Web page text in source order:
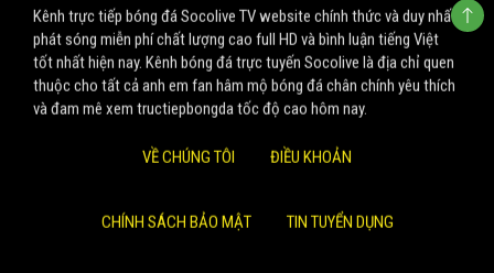
Kênh trực tiếp bóng đá Socolive TV website chính thức và duy nhất
phát sóng miễn phí chất lượng cao full HD và bình luận tiếng Việt
tốt nhất hiện nay. Kênh bóng đá trực tuyến Socolive là địa chỉ quen
thuộc cho tất cả anh em fan hâm mộ bóng đá chân chính yêu thích
và đam mê xem tructiepbongda tốc độ cao hôm nay.
VỀ CHÚNG TÔI ĐIỀU KHOẢN
CHÍNH SÁCH BẢO MẬT TIN TUYỂN DỤNG